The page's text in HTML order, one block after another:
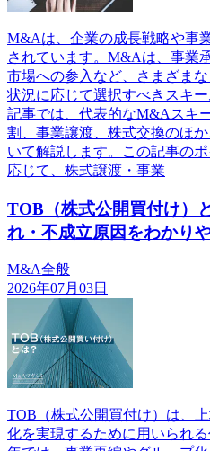
M&Aは、企業の成長戦略や事
されています。M&Aは、事業
市場への参入など、さまざま
状況に応じて選択すべきスキ
記事では、代表的なM&Aスキ
割、事業譲渡、株式交換のほ
いて解説します。この記事の
応じて、株式譲渡・事業
TOB（株式公開買付け）
れ・不成立原因をわかり
M&A全般
2026年07月03日
TOB（株式公開買付け）は、
化を実現するために用いられ